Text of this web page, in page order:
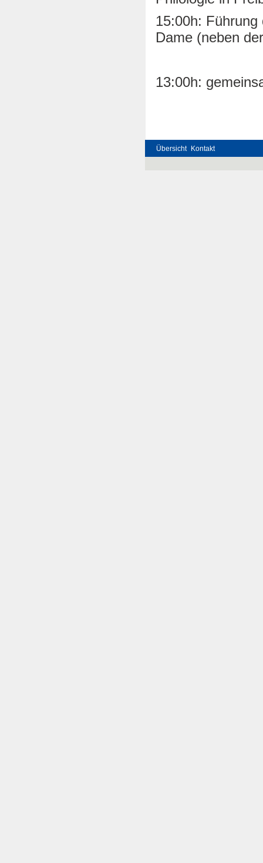
15:00h:
Dame (neben
13:00h:
Übersicht Kontakt